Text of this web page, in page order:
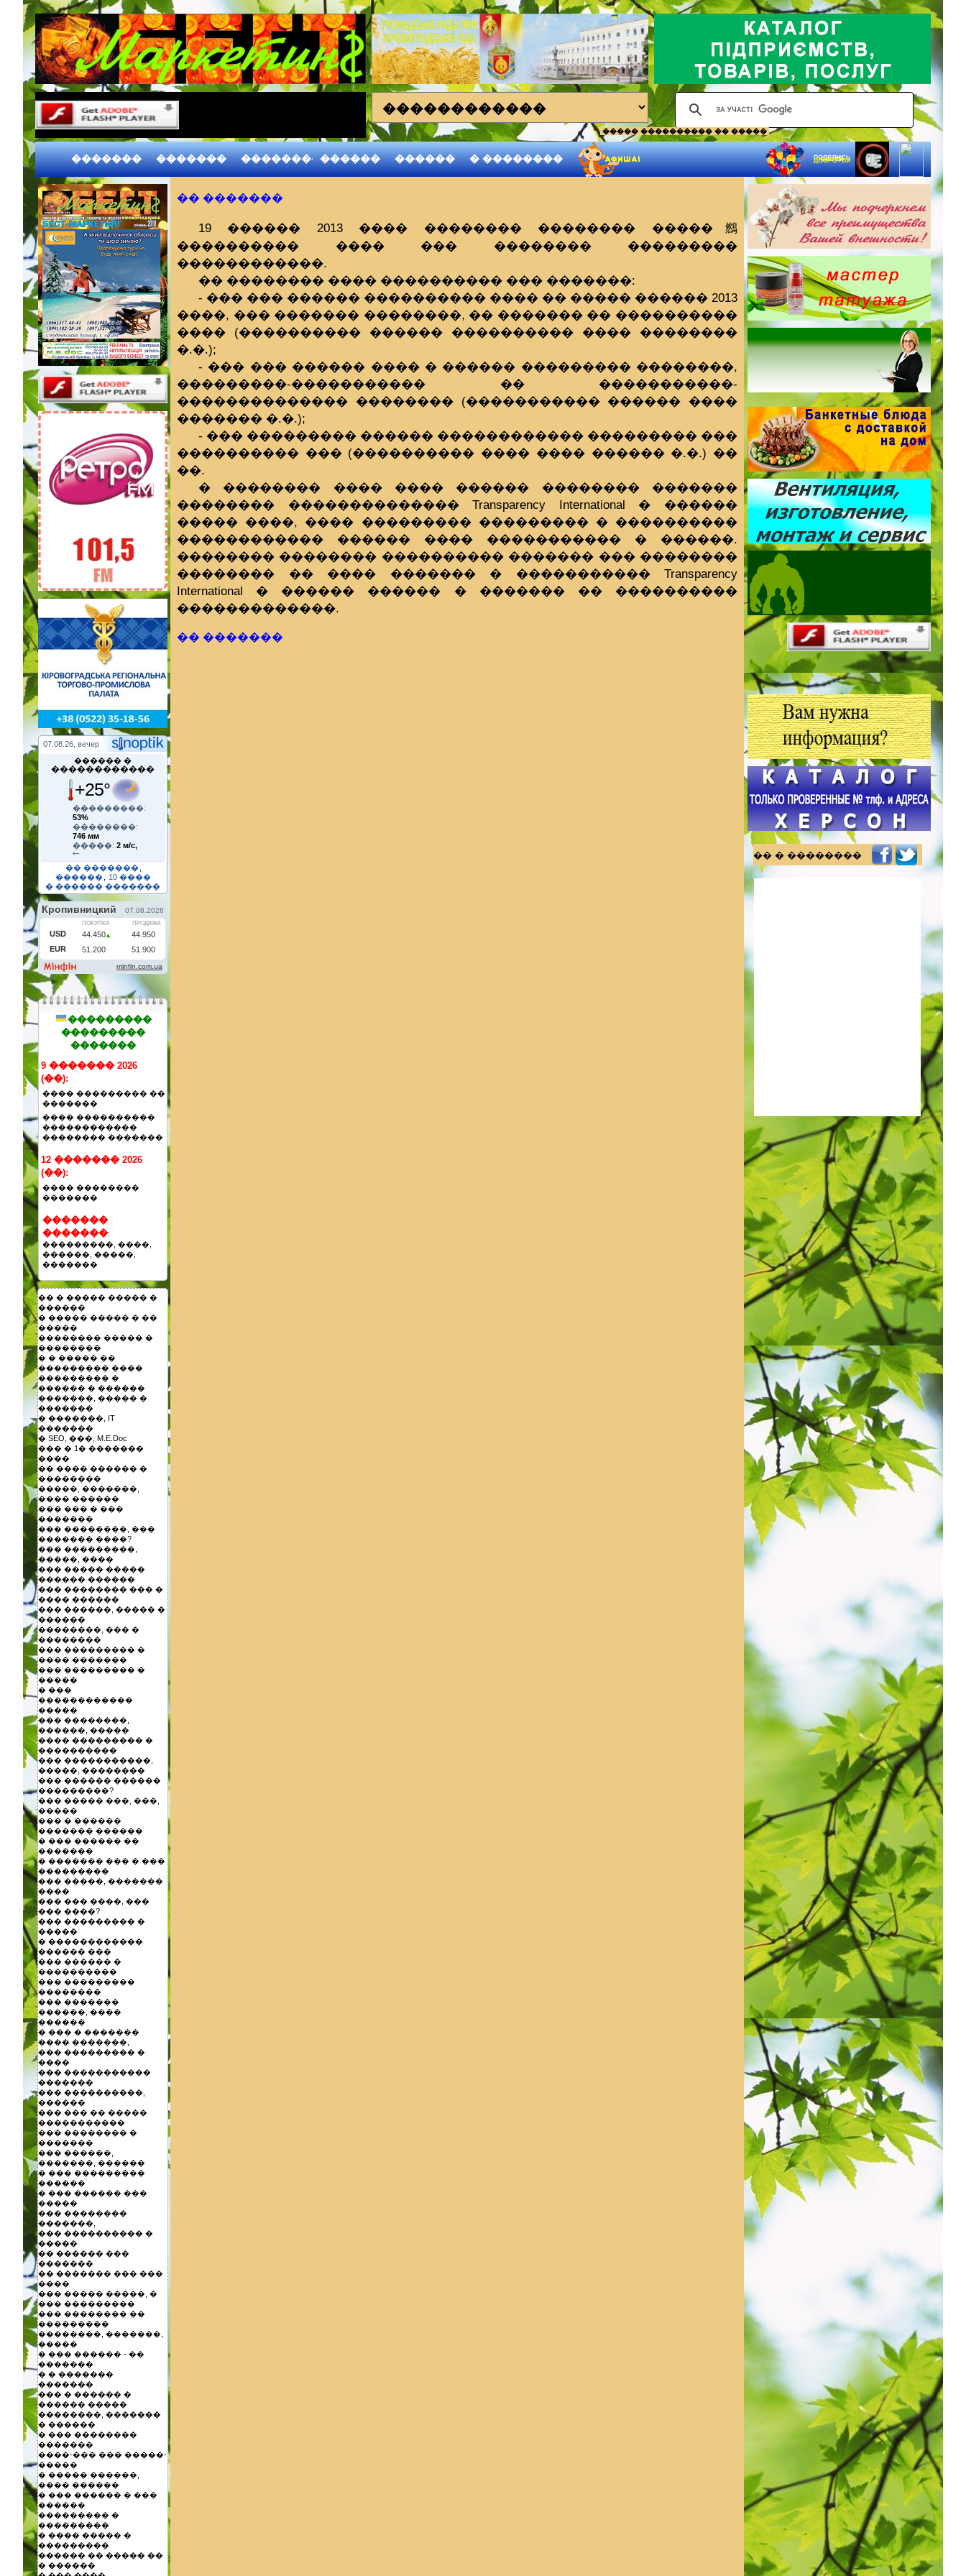
����� ���������� �� �����
������� ������� ���������������� ������ � ��������
07.08.26, вечер
������ �
������������
+25°
���������:
53%
��������:
746 мм
�����: 2 м/с,
�� �������
������
10 ����
� ������ �������
���������
���������
�������
9 ������� 2026
(��):
���� ��������� ��
�������
���� ����������
������������
�������� �������
12 ������� 2026
(��):
���� ��������
�������
�������
�������:
���������, ����,
������, �����,
�������
�� � ����� ����� �
������
� ����� ����� � ��
�����
�������� ����� �
��������
� � ����� ��
��������� ����
��������� �
������ � ������
�������, ����� �
�������
� �������, IT
�������
� SEO, ���, M.E.Doc
��� � 1� �������
����
�� ���� ������ �
��������
�����, �������,
���� ������
��� ��� � ���
�������
��� ��������, ���
������� ����?
��� ���������,
�����, ����
��� ����� �����
������ ������
��� �������� ��� �
���� ������
��� ������, ����� �
������
��������, ��� �
��������
��� ��������� �
���� �������
��� ��������� �
�����
� ���
������������
�����
��� ��������,
������, �����
���� ��������� �
����������
��� �����������,
�����, ��������
��� ������ ������
���������?
��� ����� ���, ���,
�����
��� � ������
������� ������
� ��� ������ ��
�������
� ������� ��� � ���
���������
��� �����, �������
����
��� ��� ����, ���
��� ����?
��� ��������� �
�����
� ������������
������ ���
��� ������ �
����������
��� ���������
��������
��� �������
������, ����
������
� ��� � �������
���� �������,
��� ��������� �
����
��� �����������
�������
��� ����������,
������
��� ��� �� �����
�����������
��� �������� �
�������
��� ������,
�������, ������
� ��� ���������
������
� ��� ������ ���
�����
��� ��������
�������,
��� ���������� �
�����
�� ������ ���
�������
�� ������� ��� ���
����
��� ����� �����, �
��� ���������
��� �������� ��
���������
��������, �������,
�����
� ��� ������ - ��
�������
� � �������
�������
��� � ������ �
������ �����
��������, �������
� ������
� ��� ��������
�������
����-��� ��� �����-
�����
� ����� ������,
���� ������
� ��� ������ � ���
������
��������� �
���������
� ���� ����� �
���������
������ �� ����� ��
� ������
�� �������
19 ������ 2013 ���� �������� �������� �����䳿
���������� ���� ��� �������� ���������
������������.
�� �������� ���� ���������� ��� �������:
- ��� ��� ������ ���������� ���� �� ����� ������ 2013
����, ��� ������� ��������, �� ������� �� ����������
���� (���������� ������ ���������� ���� ��������
�.�.);
- ��� ��� ������ ���� � ������ ��������� ��������,
���������-����������� �� �����������-
�������������� �������� (����������� ������ ����
������� �.�.);
- ��� ��������� ������ ������������ ��������� ���
���������� ��� (���������� ���� ���� ������ �.�.) ��
��.
� �������� ���� ���� ������ �������� �������
�������� �������������� Transparency International � ������
����� ����, ���� ��������� ��������� � ����������
������������ ������ ���� ����������� � ������.
�������� �������� ���������� ������� ��� ��������
�������� �� ���� ������� � ����������� Transparency
International � ������ ������ � ������� �� ����������
�������������.
�� �������
�� � ��������